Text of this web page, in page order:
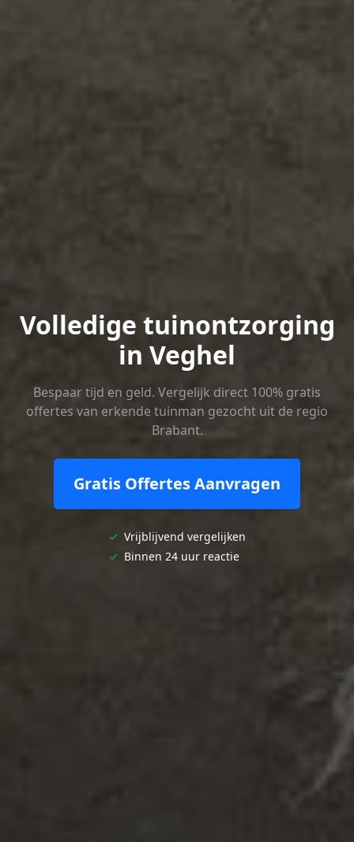
Volledige tuinontzorging
in Veghel
Bespaar tijd en geld. Vergelijk direct 100% gratis
offertes van erkende tuinman gezocht uit de regio
Brabant.
Gratis Offertes Aanvragen
✓ Vrijblijvend vergelijken
✓ Binnen 24 uur reactie